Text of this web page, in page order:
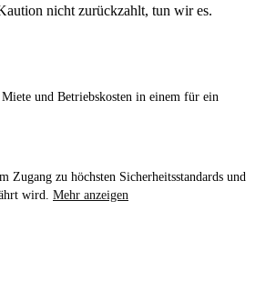
nicht zurückzahlt, tun wir es.
und Betriebskosten in einem für ein
Zugang zu höchsten Sicherheitsstandards und
wird. Mehr anzeigen